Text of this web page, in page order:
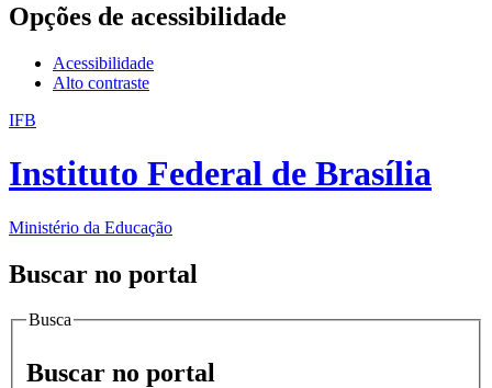
Opções de acessibilidade
Acessibilidade
Alto contraste
IFB
Instituto Federal de Brasília
Ministério da Educação
Buscar no portal
Busca
Buscar no portal